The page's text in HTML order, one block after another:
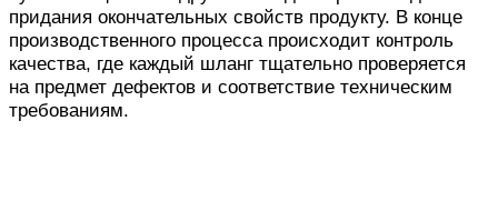
придания окончательных свойств продукту. В конце
производственного процесса происходит контроль
качества, где каждый шланг тщательно проверяется
на предмет дефектов и соответствие техническим
требованиям.